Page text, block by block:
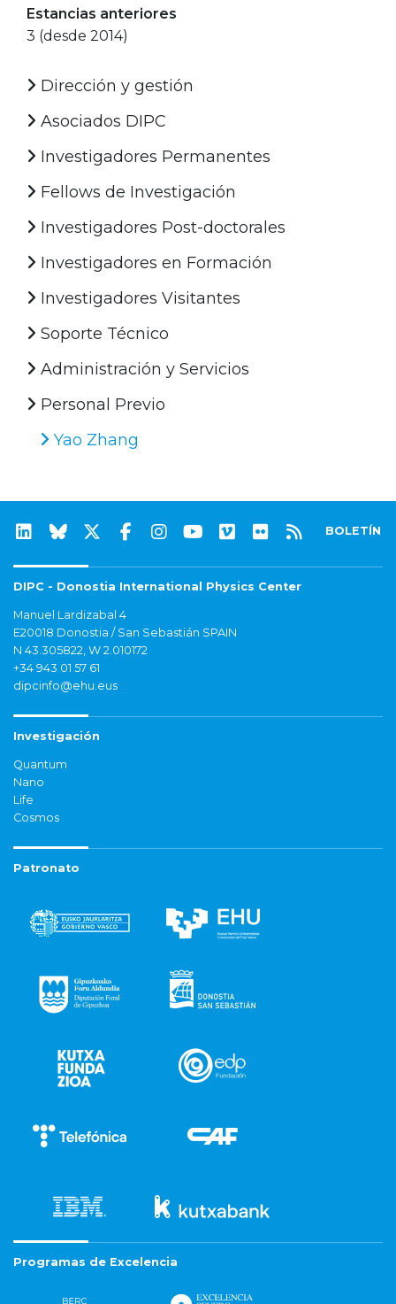
Estancias anteriores
3 (desde 2014)
Dirección y gestión
Asociados DIPC
Investigadores Permanentes
Fellows de Investigación
Investigadores Post-doctorales
Investigadores en Formación
Investigadores Visitantes
Soporte Técnico
Administración y Servicios
Personal Previo
Yao Zhang
BOLETÍN
DIPC - Donostia International Physics Center
Manuel Lardizabal 4
E20018 Donostia / San Sebastián SPAIN
N 43.305822, W 2.010172
+34 943 01 57 61
dipcinfo@ehu.eus
Investigación
Quantum
Nano
Life
Cosmos
Patronato
Programas de Excelencia